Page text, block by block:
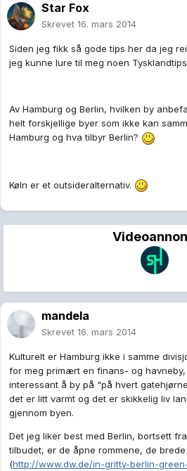
Star Fox
Skrevet 16. mars 2014
Siden jeg fikk så gode tips her da jeg
jeg kunne lure til meg noen
Av Hamburg og Berlin, hvilken by
helt forskjellige byer som ikke kan
Hamburg og hva tilbyr Berlin?
Køln er et outsideralternativ.
mandela
Skrevet 16. mars 2014
Kulturelt er Hamburg ikke i samme
for meg primært en finans- og
interessant å by på "på hvert
det er litt varmt og det er skikkelig liv
gjennom byen.
Det jeg liker best med Berlin, bortsett
tilbudet, er de åpne rommene, de
(http://www.dw.de/in-gritty-berlin-